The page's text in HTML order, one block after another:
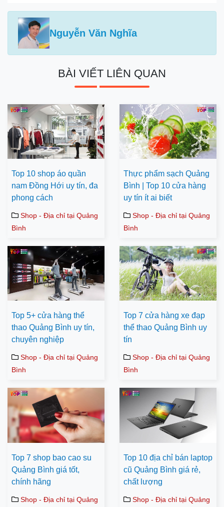
Nguyễn Văn Nghĩa
BÀI VIẾT LIÊN QUAN
Top 10 shop áo quần
nam Đồng Hới uy tín, đa
phong cách
Shop - Địa chỉ tại Quảng
Bình
Thực phẩm sạch Quảng
Bình | Top 10 cửa hàng
uy tín ít ai biết
Shop - Địa chỉ tại Quảng
Bình
Top 5+ cửa hàng thể
thao Quảng Bình uy tín,
chuyên nghiệp
Shop - Địa chỉ tại Quảng
Bình
Top 7 cửa hàng xe đạp
thể thao Quảng Bình uy
tín
Shop - Địa chỉ tại Quảng
Bình
Top 7 shop bao cao su
Quảng Bình giá tốt,
chính hãng
Shop - Địa chỉ tại Quảng
Top 10 địa chỉ bán laptop
cũ Quảng Bình giá rẻ,
chất lượng
Shop - Địa chỉ tại Quảng